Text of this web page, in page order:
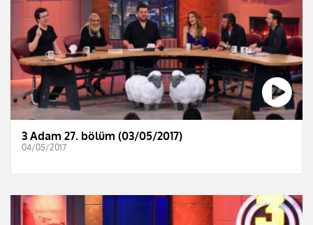
3 Adam 27. bölüm (03/05/2017)
04/05/2017